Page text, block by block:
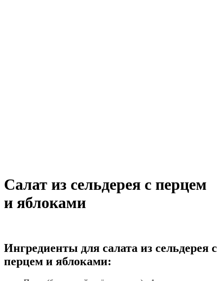
Салат из сельдерея с перцем
и яблоками
Ингредиенты для салата из сельдерея с
перцем и яблоками: